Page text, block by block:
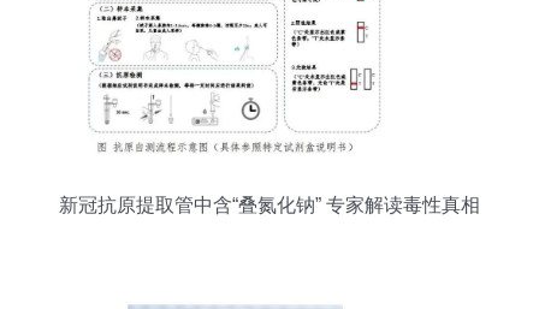
新冠抗原提取管中含“叠氮化钠” 专家解读毒性真相